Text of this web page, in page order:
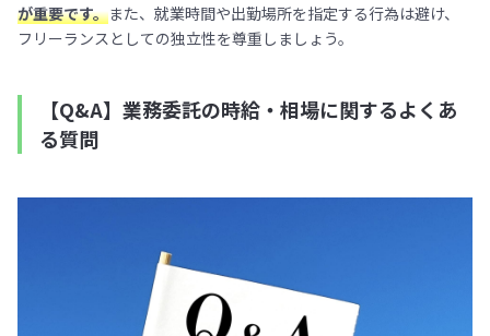
が重要です。また、就業時間や出勤場所を指定する行為は避け、
フリーランスとしての独立性を尊重しましょう。
【Q&A】業務委託の時給・相場に関するよくあ
る質問